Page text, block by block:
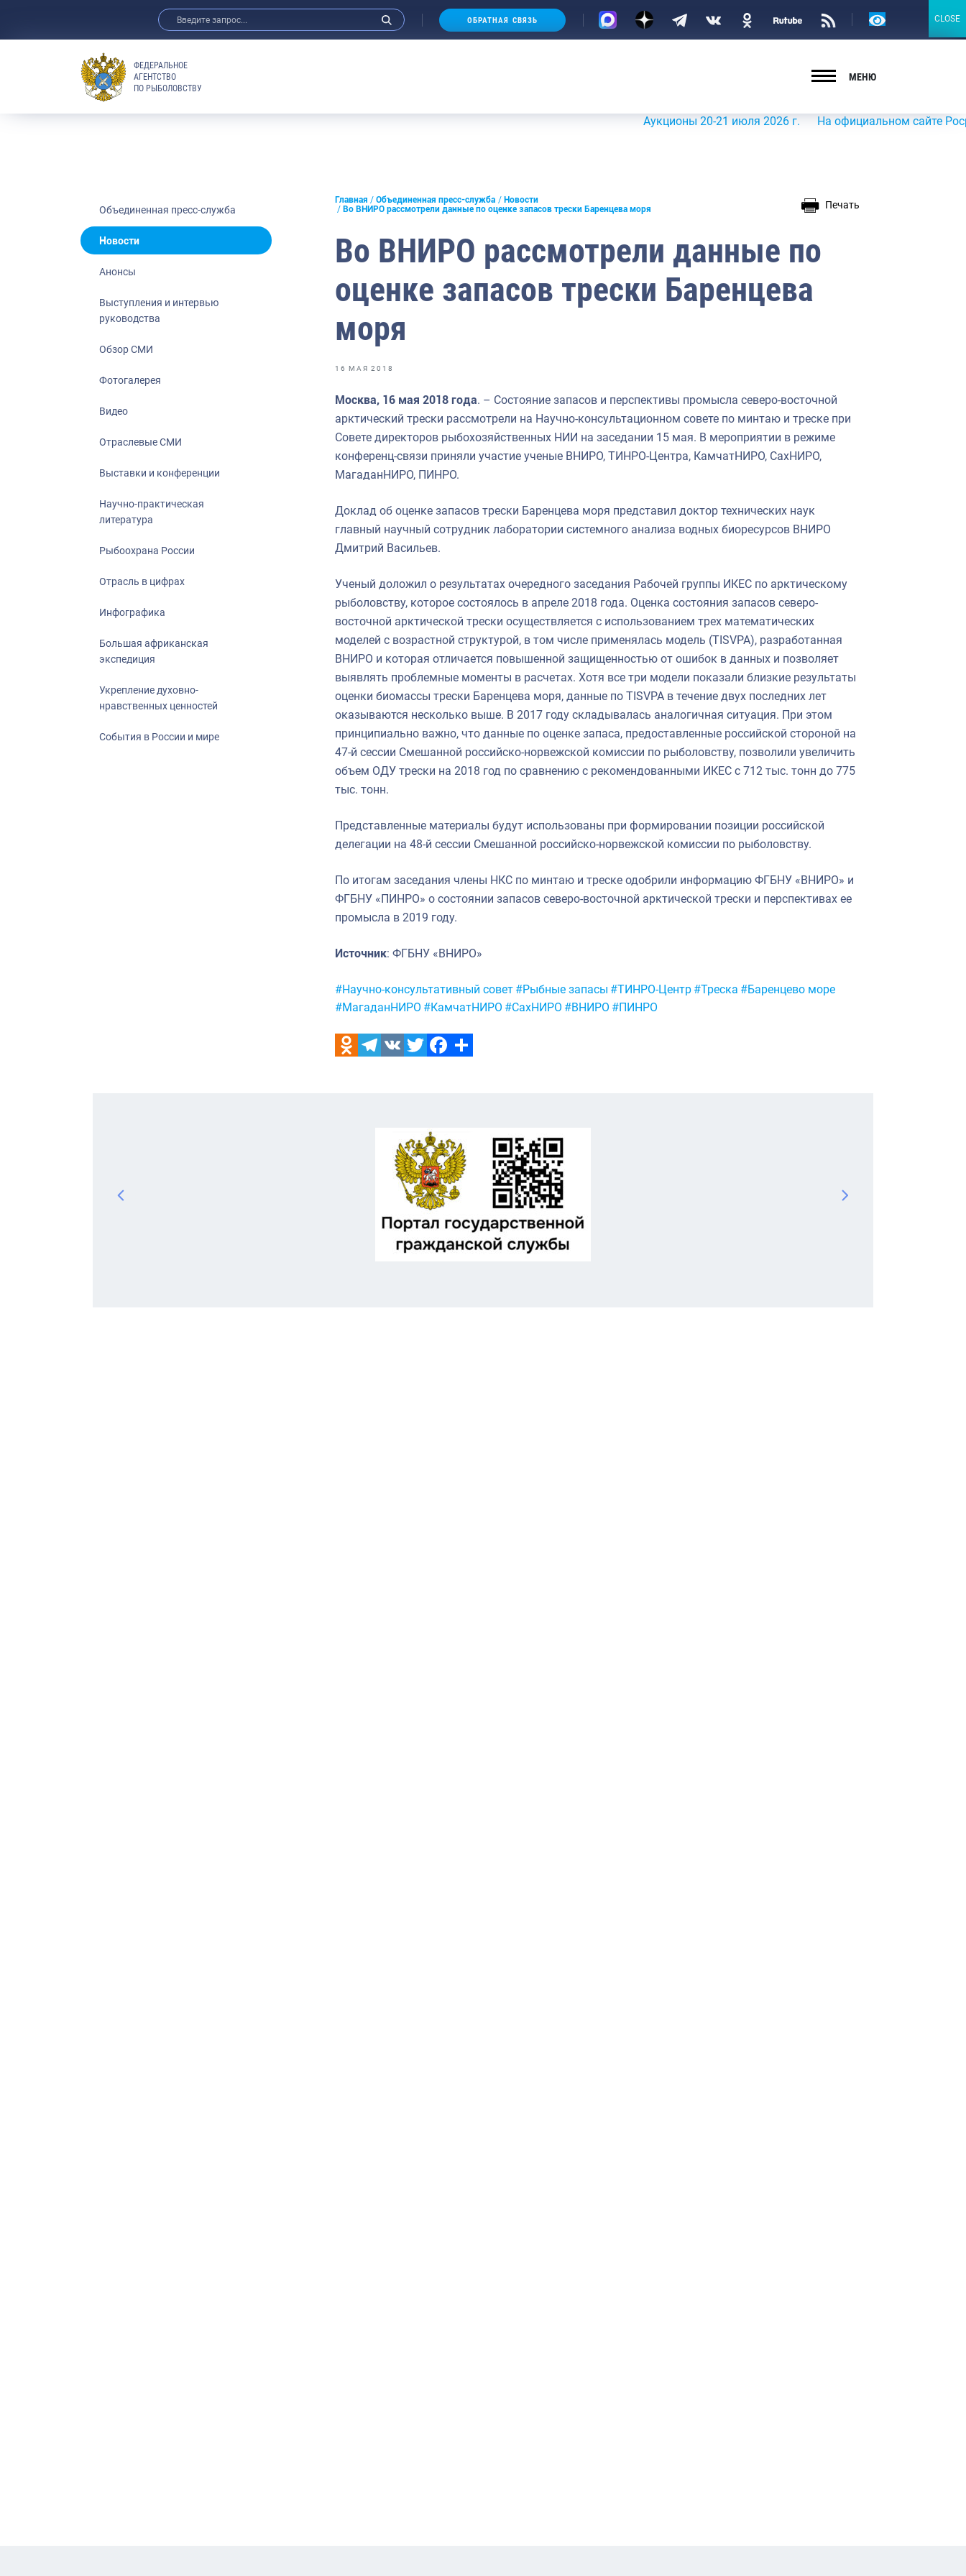
Анонсы
Отраслевые СМИ
Выставки и конференции
Рыбоохрана России
Отрасль в цифрах
Большая африканская экспедиция
Укрепление духовно-нравственных
ОБРАТНАЯ СВЯЗЬ
Версия
ФЕДЕРАЛЬНОЕ
АГЕНТСТВО
ПО РЫБОЛОВСТВУ
МЕНЮ
Аукционы 20-21 июля 2026 г. На официальном сайте
Объединенная пресс-служба
Новости
Анонсы
Выступления и интервью
руководства
Обзор СМИ
Фотогалерея
Видео
Отраслевые СМИ
Выставки и конференции
Научно-практическая
литература
Рыбоохрана России
Отрасль в цифрах
Инфографика
Большая африканская
экспедиция
Укрепление духовно-
нравственных ценностей
События в России и мире
Главная Объединенная пресс-служба
Новости
Во ВНИРО рассмотрели данные по оценке запасов трески Баренцева моря
Печать
Во ВНИРО рассмотрели данные по
оценке запасов трески Баренцева
моря
16 МАЯ 2018
Москва, 16 мая 2018 года. – Состояние запасов и перспективы промысла северо-восточной
арктический трески рассмотрели на Научно-консультационном совете по минтаю и треске при
Совете директоров рыбохозяйственных НИИ на заседании 15 мая. В мероприятии в режиме
конференц-связи приняли участие ученые ВНИРО, ТИНРО-Центра, КамчатНИРО, СахНИРО,
МагаданНИРО, ПИНРО.
Доклад об оценке запасов трески Баренцева моря представил доктор технических наук
главный научный сотрудник лаборатории системного анализа водных биоресурсов ВНИРО
Дмитрий Васильев.
Ученый доложил о результатах очередного заседания Рабочей группы ИКЕС по арктическому
рыболовству, которое состоялось в апреле 2018 года. Оценка состояния запасов северо-
восточной арктической трески осуществляется с использованием трех математических
моделей с возрастной структурой, в том числе применялась модель (TISVPA), разработанная
ВНИРО и которая отличается повышенной защищенностью от ошибок в данных и позволяет
выявлять проблемные моменты в расчетах. Хотя все три модели показали близкие результаты
оценки биомассы трески Баренцева моря, данные по TISVPA в течение двух последних лет
оказываются несколько выше. В 2017 году складывалась аналогичная ситуация. При этом
принципиально важно, что данные по оценке запаса, предоставленные российской стороной на
47-й сессии Смешанной российско-норвежской комиссии по рыболовству, позволили увеличить
объем ОДУ трески на 2018 год по сравнению с рекомендованными ИКЕС с 712 тыс. тонн до 775
тыс. тонн.
Представленные материалы будут использованы при формировании позиции российской
делегации на 48-й сессии Смешанной российско-норвежской комиссии по рыболовству.
По итогам заседания члены НКС по минтаю и треске одобрили информацию ФГБНУ «ВНИРО» и
ФГБНУ «ПИНРО» о состоянии запасов северо-восточной арктической трески и перспективах ее
промысла в 2019 году.
Источник: ФГБНУ «ВНИРО»
Метки:
#Научно-консультативный совет #Рыбные запасы #ТИНРО-Центр #Треска #Баренцево море
#МагаданНИРО #КамчатНИРО #СахНИРО #ВНИРО #ПИНРО
CLOSE
CLOSE